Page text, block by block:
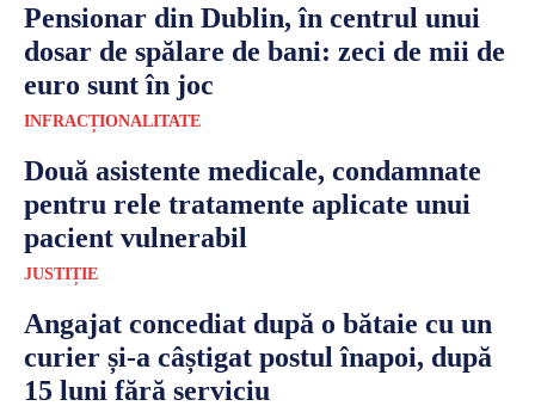
Pensionar din Dublin, în centrul unui
dosar de spălare de bani: zeci de mii de
euro sunt în joc
INFRACȚIONALITATE
Două asistente medicale, condamnate
pentru rele tratamente aplicate unui
pacient vulnerabil
JUSTIȚIE
Angajat concediat după o bătaie cu un
curier și-a câștigat postul înapoi, după
15 luni fără serviciu